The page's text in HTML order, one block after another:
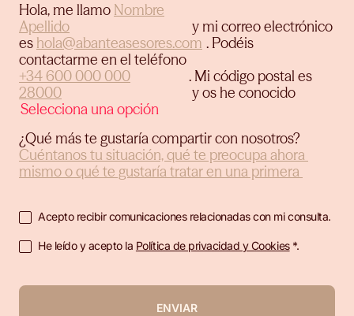
Hola, me llamo
y mi correo electrónico
es
. Podéis
contactarme en el teléfono
. Mi código postal es
y os he conocido
¿Qué más te gustaría compartir con nosotros?
Acepto recibir comunicaciones relacionadas con mi consulta.
He leído y acepto la Política de privacidad y Cookies*.
ENVIAR